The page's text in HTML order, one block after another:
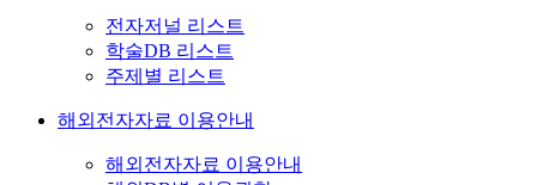
전자저널 리스트
학술DB 리스트
주제별 리스트
해외전자자료 이용안내
해외전자자료 이용안내